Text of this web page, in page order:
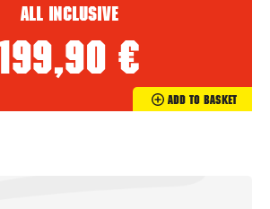
All inclusive
199,90 €
Add To Basket